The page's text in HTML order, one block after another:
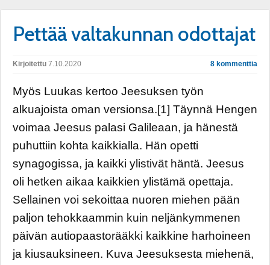
Pettää valtakunnan odottajat
Kirjoitettu 7.10.2020 8 kommenttia
Myös Luukas kertoo Jeesuksen työn
alkuajoista oman versionsa.[1] Täynnä Hengen
voimaa Jeesus palasi Galileaan, ja hänestä
puhuttiin kohta kaikkialla. Hän opetti
synagogissa, ja kaikki ylistivät häntä. Jeesus
oli hetken aikaa kaikkien ylistämä opettaja.
Sellainen voi sekoittaa nuoren miehen pään
paljon tehokkaammin kuin neljänkymmenen
päivän autiopaastorääkki kaikkine harhoineen
ja kiusauksineen. Kuva Jeesuksesta miehenä,